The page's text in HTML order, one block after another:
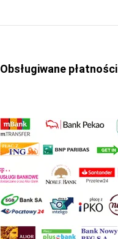
Obsługiwane płatności